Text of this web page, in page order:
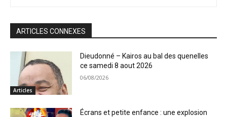
ARTICLES CONNEXES
Articles
Dieudonné – Kairos au bal des quenelles
ce samedi 8 aout 2026
06/08/2026
Écrans et petite enfance : une explosion